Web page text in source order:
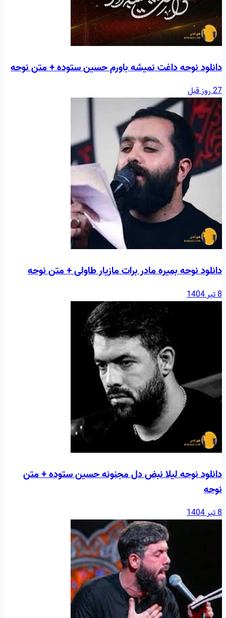
دانلود نوحه داغت نمیشه باورم حسین ستوده + متن نوحه
27 روز قبل
دانلود نوحه بمیره مادر برات مازیار طاولی + متن نوحه
8 تیر 1404
دانلود نوحه لیلا نبض دل مجنونه حسین ستوده + متن
نوحه
8 تیر 1404